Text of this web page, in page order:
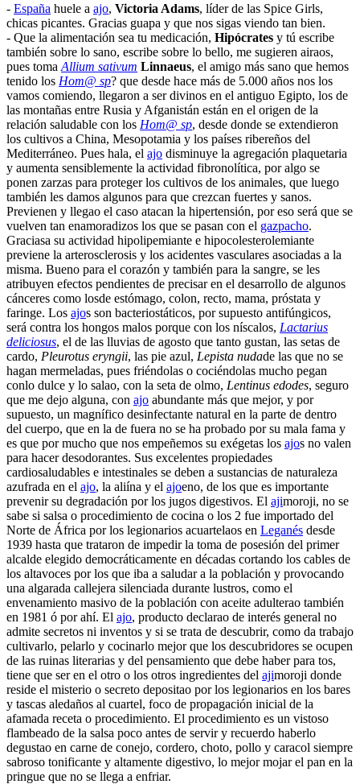
- España huele a ajo, Victoria Adams, líder de las Spice Girls,
chicas picantes. Gracias guapa y que nos sigas viendo tan bien.
- Que la alimentación sea tu medicación, Hipócrates y tú escribe
también sobre lo sano, escribe sobre lo bello, me sugieren airaos,
pues toma Allium sativum Linnaeus, el amigo más sano que hemos
tenido los Hom@ sp? que desde hace más de 5.000 años nos los
vamos comiendo, llegaron a ser divinos en el antiguo Egipto, los de
las montañas entre Rusia y Afganistán están en el origen de la
relación saludable con los Hom@ sp, desde donde se extendieron
los cultivos a China, Mesopotamia y los países ribereños del
Mediterráneo. Pues hala, el ajo disminuye la agregación plaquetaria
y aumenta sensiblemente la actividad fibronolítica, por algo se
ponen zarzas para proteger los cultivos de los animales, que luego
también les damos algunos para que crezcan fuertes y sanos.
Previenen y llegao el caso atacan la hipertensión, por eso será que se
vuelven tan enamoradizos los que se pasan con el gazpacho.
Graciasa su actividad hipolipemiante e hipocolesterolemiante
previene la arterosclerosis y los acidentes vasculares asociadas a la
misma. Bueno para el corazón y también para la sangre, se les
atribuyen efectos pendientes de precisar en el desarrollo de algunos
cánceres como losde estómago, colon, recto, mama, próstata y
faringe. Los ajos son bacteriostáticos, por supuesto antifúngicos,
será contra los hongos malos porque con los níscalos, Lactarius
deliciosus, el de las lluvias de agosto que tanto gustan, las setas de
cardo, Pleurotus eryngii, las pie azul, Lepista nudade las que no se
hagan mermeladas, pues friéndolas o cociéndolas mucho pegan
conlo dulce y lo salao, con la seta de olmo, Lentinus edodes, seguro
que me dejo alguna, con ajo abundante más que mejor, y por
supuesto, un magnífico desinfectante natural en la parte de dentro
del cuerpo, que en la de fuera no se ha probado por su mala fama y
es que por mucho que nos empeñemos su exégetas los ajos no valen
para hacer desodorantes. Sus excelentes propiedades
cardiosaludables e intestinales se deben a sustancias de naturaleza
azufrada en el ajo, la aliína y el ajoeno, de los que es importante
prevenir su degradación por los jugos digestivos. El ajimoroji, no se
sabe si salsa o procedimiento de cocina o los 2 fue importado del
Norte de África por los legionarios acuartelaos en Leganés desde
1939 hasta que trataron de impedir la toma de posesión del primer
alcalde elegido democráticamente en décadas cortando los cables de
los altavoces por los que iba a saludar a la población y provocando
una algarada callejera silenciada durante lustros, como el
envenamiento masivo de la población con aceite adulterao también
en 1981 ó por ahí. El ajo, producto declarao de interés general no
admite secretos ni inventos y si se trata de descubrir, como da trabajo
cultivarlo, pelarlo y cocinarlo mejor que los descubridores se ocupen
de las ruinas literarias y del pensamiento que debe haber para tos,
tiene que ser en el otro o los otros ingredientes del ajimoroji donde
reside el misterio o secreto depositao por los legionarios en los bares
y tascas aledaños al cuartel, foco de propagación inicial de la
afamada receta o procedimiento. El procedimiento es un vistoso
flambeado de la salsa poco antes de servir y recuerdo haberlo
degustao en carne de conejo, cordero, choto, pollo y caracol siempre
sabroso tonificante y altamente digestivo, lo mejor mojar el pan en la
pringue que no se llega a enfriar.